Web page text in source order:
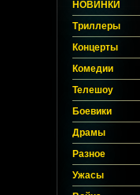
НОВИНКИ
Триллеры
Концерты
Комедии
Телешоу
Боевики
Драмы
Разное
Ужасы